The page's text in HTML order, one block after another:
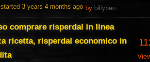
started 3 years 4 months ago by billybao
comprare risperdal in linea
ricetta, risperdal economico in